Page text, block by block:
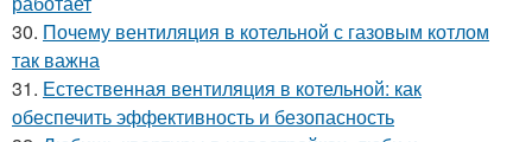
30. Почему вентиляция в котельной с газовым котлом
так важна
31. Естественная вентиляция в котельной: как
обеспечить эффективность и безопасность